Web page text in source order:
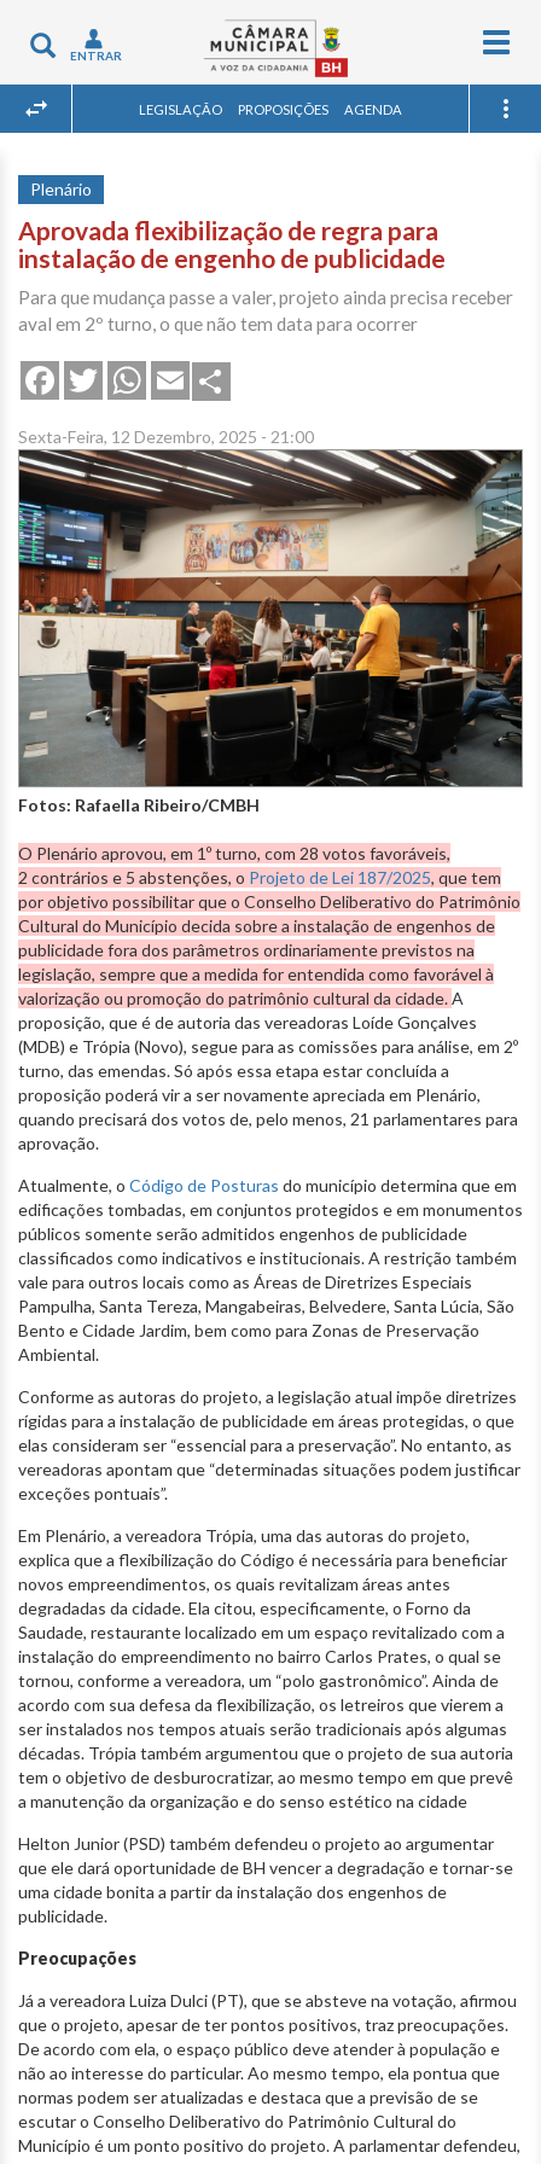
Toggle
navigation
ENTRAR
LEGISLAÇÃO PROPOSIÇÕES AGENDA
Plenário
Aprovada flexibilização de regra para
instalação de engenho de publicidade
Para que mudança passe a valer, projeto ainda precisa receber
aval em 2º turno, o que não tem data para ocorrer
FacebookTwitterWhatsApp
Email
Sexta-Feira, 12 Dezembro, 2025 - 21:00
Fotos: Rafaella Ribeiro/CMBH
O Plenário aprovou, em 1º turno, com 28 votos favoráveis,
2 contrários e 5 abstenções, o Projeto de Lei 187/2025, que tem
por objetivo possibilitar que o Conselho Deliberativo do Patrimônio
Cultural do Município decida sobre a instalação de engenhos de
publicidade fora dos parâmetros ordinariamente previstos na
legislação, sempre que a medida for entendida como favorável à
valorização ou promoção do patrimônio cultural da cidade.A
proposição, que é de autoria das vereadoras Loíde Gonçalves
(MDB) e Trópia (Novo), segue para as comissões para análise, em 2º
turno, das emendas. Só após essa etapa estar concluída a
proposição poderá vir a ser novamente apreciada em Plenário,
quando precisará dos votos de, pelo menos, 21 parlamentares para
aprovação.
Atualmente, o Código de Posturas do município determina que em
edificações tombadas, em conjuntos protegidos e em monumentos
públicos somente serão admitidos engenhos de publicidade
classificados como indicativos e institucionais. A restrição também
vale para outros locais como as Áreas de Diretrizes Especiais
Pampulha, Santa Tereza, Mangabeiras, Belvedere, Santa Lúcia, São
Bento e Cidade Jardim, bem como para Zonas de Preservação
Ambiental.
Conforme as autoras do projeto, a legislação atual impõe diretrizes
rígidas para a instalação de publicidade em áreas protegidas, o que
elas consideram ser “essencial para a preservação”. No entanto, as
vereadoras apontam que “determinadas situações podem justificar
exceções pontuais”.
Em Plenário, a vereadora Trópia, uma das autoras do projeto,
explica que a flexibilização do Código é necessária para beneficiar
novos empreendimentos, os quais revitalizam áreas antes
degradadas da cidade. Ela citou, especificamente, o Forno da
Saudade, restaurante localizado em um espaço revitalizado com a
instalação do empreendimento no bairro Carlos Prates, o qual se
tornou, conforme a vereadora, um “polo gastronômico”. Ainda de
acordo com sua defesa da flexibilização, os letreiros que vierem a
ser instalados nos tempos atuais serão tradicionais após algumas
décadas. Trópia também argumentou que o projeto de sua autoria
tem o objetivo de desburocratizar, ao mesmo tempo em que prevê
a manutenção da organização e do senso estético na cidade
Helton Junior (PSD) também defendeu o projeto ao argumentar
que ele dará oportunidade de BH vencer a degradação e tornar-se
uma cidade bonita a partir da instalação dos engenhos de
publicidade.
Preocupações
Já a vereadora Luiza Dulci (PT), que se absteve na votação, afirmou
que o projeto, apesar de ter pontos positivos, traz preocupações.
De acordo com ela, o espaço público deve atender à população e
não ao interesse do particular. Ao mesmo tempo, ela pontua que
normas podem ser atualizadas e destaca que a previsão de se
escutar o Conselho Deliberativo do Patrimônio Cultural do
Município é um ponto positivo do projeto. A parlamentar defendeu,